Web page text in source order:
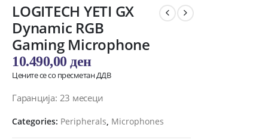
LOGITECH YETI GX
Dynamic RGB
Gaming Microphone
10.490,00 ден
Цените се со пресметан ДДВ
Гаранција: 23 месеци
Categories: Peripherals Microphones